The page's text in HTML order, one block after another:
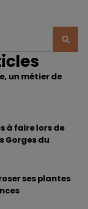
un métier de
à faire lors de
Gorges du
ses plantes